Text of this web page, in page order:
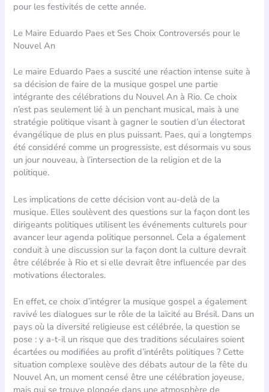
pour les festivités de cette année.
Le Maire Eduardo Paes et Ses Choix Controversés pour le
Nouvel An
Le maire Eduardo Paes a suscité une réaction intense suite à
sa décision de faire de la musique gospel une partie
intégrante des célébrations du Nouvel An à Rio. Ce choix
n’est pas seulement lié à un penchant musical, mais à une
stratégie politique visant à gagner le soutien d’un électorat
évangélique de plus en plus puissant. Paes, qui a longtemps
été considéré comme un progressiste, est désormais vu sous
un jour nouveau, à l’intersection de la religion et de la
politique.
Les implications de cette décision vont au-delà de la
musique. Elles soulèvent des questions sur la façon dont les
dirigeants politiques utilisent les événements culturels pour
avancer leur agenda politique personnel. Cela a également
conduit à une discussion sur la façon dont la culture devrait
être célébrée à Rio et si elle devrait être influencée par des
motivations électorales.
En effet, ce choix d’intégrer la musique gospel a également
ravivé les dialogues sur le rôle de la laïcité au Brésil. Dans un
pays où la diversité religieuse est célébrée, la question se
pose : y a-t-il un risque que des traditions séculaires soient
écartées ou modifiées au profit d’intérêts politiques ? Cette
situation complexe soulève des débats autour de la fête du
Nouvel An, un moment censé être une célébration joyeuse,
mais qui se trouve plongée dans une atmosphère de